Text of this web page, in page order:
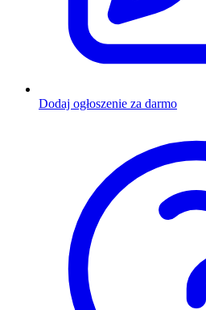
Dodaj ogłoszenie za darmo